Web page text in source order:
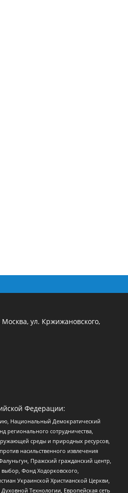
ул. Кржижановского,
Федерации:
Национальный Демократический
регионального сотрудничества,
среды и природных ресурсов,
насильственного извлечения
Пражский гражданский центр,
Фонд Ходорковского,
Украинской Христианской Церкви,
Технологии, Европейская сеть